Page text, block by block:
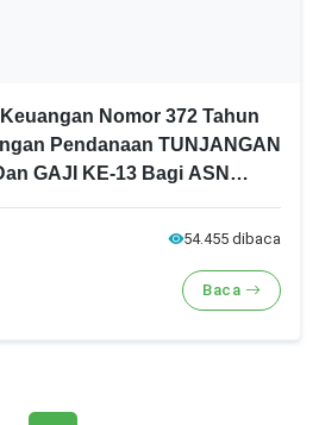
Nomor 372 Tahun
Pendanaan TUNJANGAN
GAJI KE-13 Bagi ASN
54.455 dibaca
Baca